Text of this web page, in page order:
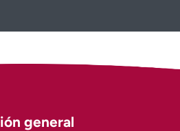
general